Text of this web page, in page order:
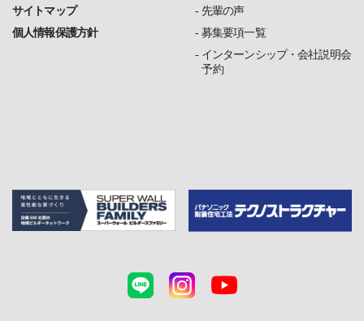
サイトマップ
個人情報保護方針
先輩の声
募集要項一覧
インターンシップ・会社説明会
予約